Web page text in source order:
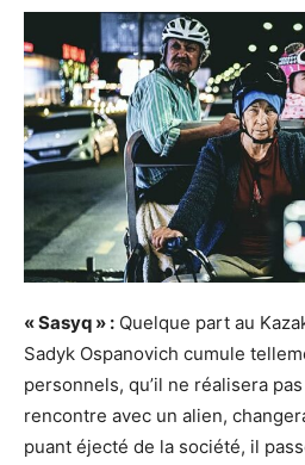
« Sasyq » : Quelque part au
Sadyk Ospanovich cumule
personnels, qu’il ne réalisera
rencontre avec un alien,
puant éjecté de la société, il